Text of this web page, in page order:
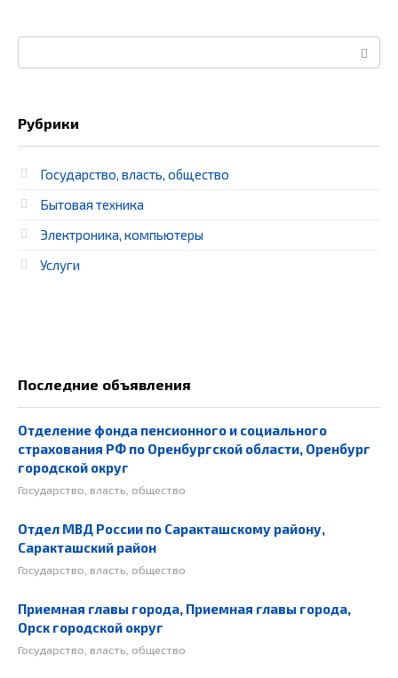
Рубрики
Государство, власть, общество
Бытовая техника
Электроника, компьютеры
Услуги
Последние объявления
Отделение фонда пенсионного и социального
страхования РФ по Оренбургской области, Оренбург
городской округ
Государство, власть, общество
Отдел МВД России по Саракташскому району,
Саракташский район
Государство, власть, общество
Приемная главы города, Приемная главы города,
Орск городской округ
Государство, власть, общество